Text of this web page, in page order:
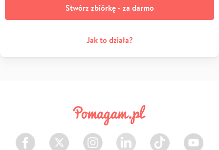
Stwórz zbiórkę - za darmo
Jak to działa?
Facebook Twitter Instagram LinkedIn TikTok Youtube